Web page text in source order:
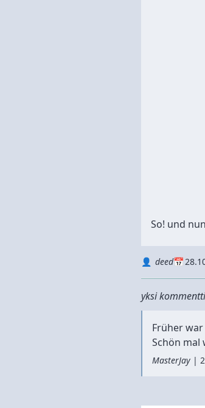
So! und
Autordeed
Datum
Kategorie
yksi kommentti
Früher
Schön mal
MasterJay |